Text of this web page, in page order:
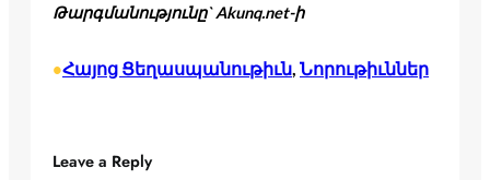
Թարգմանությունը` Akunq.net-ի
•Հայոց Ցեղասպանութիւն, Նորութիւններ
Leave a Reply